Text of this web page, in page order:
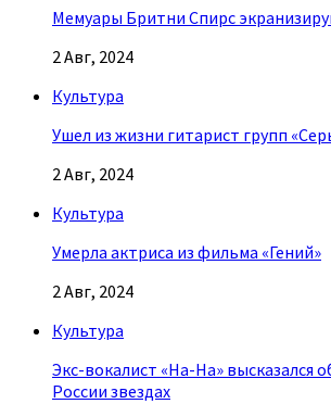
Мемуары Бритни Спирс
2 Авг, 2024
Культура
Ушел из жизни гитарист групп
2 Авг, 2024
Культура
Умерла актриса из фильма «Гений»
2 Авг, 2024
Культура
Экс-вокалист «На-На» высказался
России звездах